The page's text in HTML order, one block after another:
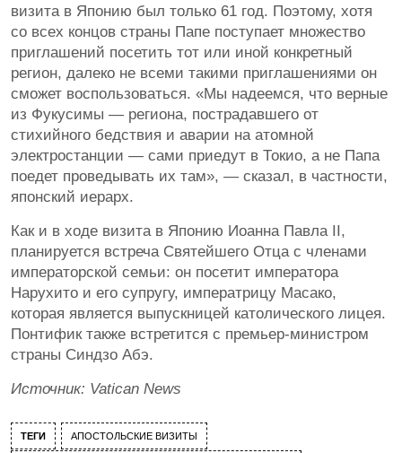
визита в Японию был только 61 год. Поэтому, хотя
со всех концов страны Папе поступает множество
приглашений посетить тот или иной конкретный
регион, далеко не всеми такими приглашениями он
сможет воспользоваться. «Мы надеемся, что верные
из Фукусимы — региона, пострадавшего от
стихийного бедствия и аварии на атомной
электростанции — сами приедут в Токио, а не Папа
поедет проведывать их там», — сказал, в частности,
японский иерарх.
Как и в ходе визита в Японию Иоанна Павла II,
планируется встреча Святейшего Отца с членами
императорской семьи: он посетит императора
Нарухито и его супругу, императрицу Масако,
которая является выпускницей католического лицея.
Понтифик также встретится с премьер-министром
страны Синдзо Абэ.
Источник: Vatican News
ТЕГИ АПОСТОЛЬСКИЕ ВИЗИТЫ